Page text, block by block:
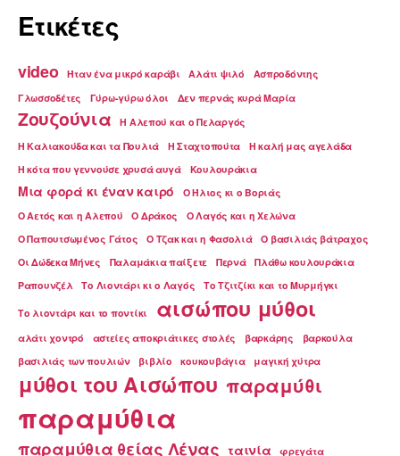
Ετικέτες
video Ήταν ένα μικρό καράβι Αλάτι ψιλό
Ασπροδόντης
Γλωσσοδέτες
Γύρω-γύρω όλοι Δεν περνάς κυρά Μαρία
Ζουζούνια
Η Αλεπού και ο Πελαργός
Η Καλιακούδα και τα Πουλιά
Η Σταχτοπούτα
Η καλή μας αγελάδα
Η κότα που γεννούσε χρυσά αυγά
Κουλουράκια
Μια φορά κι έναν καιρό
Ο Ήλιος κι ο Βοριάς
Ο Αετός και η Αλεπού
Ο Δράκος
Ο Λαγός και η Χελώνα
Ο Παπουτσωμένος Γάτος
Ο Τζακ και η Φασολιά
Ο βασιλιάς βάτραχος
Οι Δώδεκα Μήνες
Παλαμάκια παίξετε Περνά
Πλάθω κουλουράκια
Ραπουνζέλ
Το Λιοντάρι κι ο Λαγός Το Τζιτζίκι και το Μυρμήγκι
Το λιοντάρι και το ποντίκι αισώπου μύθοι
αλάτι χοντρό αστείες αποκριάτικες στολές βαρκάρης
βαρκούλα
βασιλιάς των πουλιών
βιβλίο κουκουβάγια μαγική χύτρα
μύθοι του Αισώπου παραμύθι
παραμύθια
παραμύθια θείας Λένας ταινία φρεγάτα